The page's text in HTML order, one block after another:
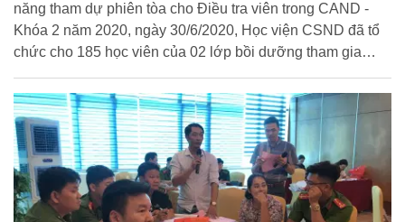
năng tham dự phiên tòa cho Điều tra viên trong CAND -
Khóa 2 năm 2020, ngày 30/6/2020, Học viện CSND đã tổ
chức cho 185 học viên của 02 lớp bồi dưỡng tham gia
Học viện.